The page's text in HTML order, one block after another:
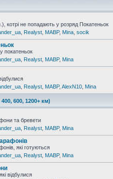
котрі не попадають у розряд Покатеньок
Realyst MABP, Mina socik
покатеньок
Realyst MABP, Mina
Realyst MABP, AlexN10 Mina
600, 1200+ км)
та бревети
Realyst MABP, Mina
які готуються
Realyst MABP, Mina
відбулися